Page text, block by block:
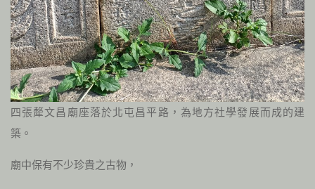
四張犛文昌廟座落於北屯昌平路，為地方社學發展而成的建
築。
廟中保有不少珍貴之古物，